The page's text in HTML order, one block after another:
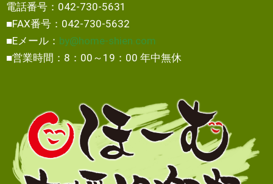
電話番号：042-730-5631
■FAX番号：042-730-5632
■Eメール： by@home-shien.com
■営業時間：8：00～19：00 年中無休